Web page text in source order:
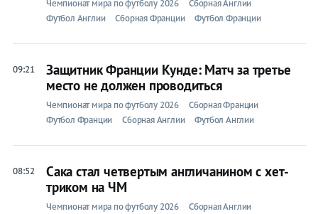
Чемпионат мира по футболу 2026
Сборная Англии
Футбол Англии
Сборная Франции Футбол Франции
09:21
Защитник Франции Кунде: Матч за третье
место не должен проводиться
Чемпионат мира по футболу 2026
Сборная Франции
Футбол Франции
Сборная Англии Футбол Англии
08:52
Сака стал четвертым англичанином с хет-
триком на ЧМ
Чемпионат мира по футболу 2026
Сборная Англии